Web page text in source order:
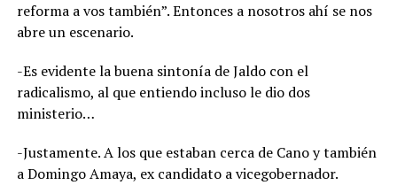
reforma a vos también”. Entonces a nosotros ahí se nos
abre un escenario.
-Es evidente la buena sintonía de Jaldo con el
radicalismo, al que entiendo incluso le dio dos
ministerio…
-Justamente. A los que estaban cerca de Cano y también
a Domingo Amaya, ex candidato a vicegobernador.